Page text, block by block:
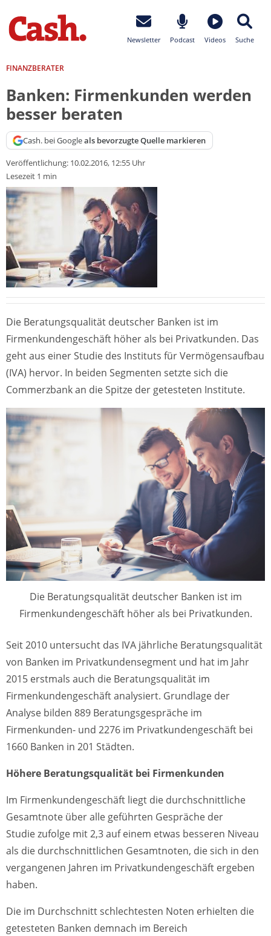
Newsletter Podcast Videos Suche
FINANZBERATER
Banken: Firmenkunden werden
besser beraten
Cash. bei Googleals bevorzugte Quelle markieren
Veröffentlichung: 10.02.2016, 12:55 Uhr
Lesezeit 1 min
Die Beratungsqualität deutscher Banken ist im
Firmenkundengeschäft höher als bei Privatkunden. Das
geht aus einer Studie des Instituts für Vermögensaufbau
(IVA) hervor. In beiden Segmenten setzte sich die
Commerzbank an die Spitze der getesteten Institute.
Die Beratungsqualität deutscher Banken ist im
Firmenkundengeschäft höher als bei Privatkunden.
Seit 2010 untersucht das IVA jährliche Beratungsqualität
von Banken im Privatkundensegment und hat im Jahr
2015 erstmals auch die Beratungsqualität im
Firmenkundengeschäft analysiert. Grundlage der
Analyse bilden 889 Beratungsgespräche im
Firmenkunden- und 2276 im Privatkundengeschäft bei
1660 Banken in 201 Städten.
Höhere Beratungsqualität bei Firmenkunden
Im Firmenkundengeschäft liegt die durchschnittliche
Gesamtnote über alle geführten Gespräche der
Studie zufolge mit 2,3 auf einem etwas besseren Niveau
als die durchschnittlichen Gesamtnoten, die sich in den
vergangenen Jahren im Privatkundengeschäft ergeben
haben.
Die im Durchschnitt schlechtesten Noten erhielten die
getesteten Banken demnach im Bereich